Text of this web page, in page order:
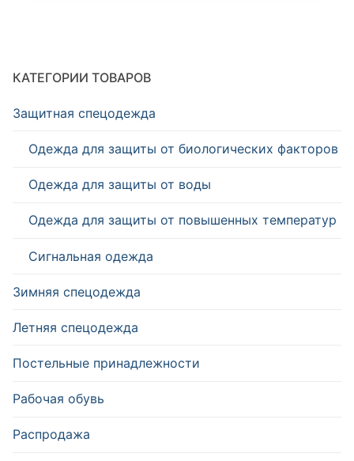
КАТЕГОРИИ ТОВАРОВ
Защитная спецодежда
Одежда для защиты от биологических факторов
Одежда для защиты от воды
Одежда для защиты от повышенных температур
Сигнальная одежда
Зимняя спецодежда
Летняя спецодежда
Постельные принадлежности
Рабочая обувь
Распродажа